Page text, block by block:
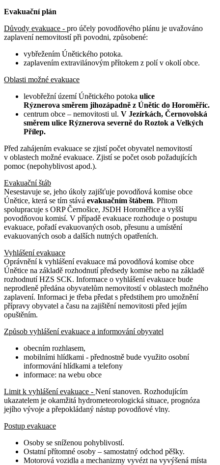
Evakuační plán
Důvody evakuace - pro účely povodňového plánu je uvažováno
zaplavení nemovitostí při povodni, způsobené:
vybřežením Únětického potoka.
zaplavením extravilánovým přítokem z polí v okolí obce.
Oblasti možné evakuace
levobřežní území Únětického potoka ulice
Rýznerova směrem jihozápadně z Únětic do Horoměřic.
centrum obce – nemovitosti ul. V Jezírkách, Černovolská
směrem ulice Rýznerova severně do Roztok a Velkých
Přílep.
Před zahájením evakuace se zjistí počet obyvatel nemovitostí
v oblastech možné evakuace. Zjistí se počet osob požadujících
pomoc (nepohyblivost apod.).
Evakuační štáb
Nesestavuje se, jeho úkoly zajišťuje povodňová komise obce
Únětice, která se tím stává evakuačním štábem. Přitom
spolupracuje s ORP Černošice, JSDH Horoměřice a vyšší
povodňovou komisí. V případě evakuace rozhoduje o postupu
evakuace, pořadí evakuovaných osob, přesunu a umístění
evakuovaných osob a dalších nutných opatřeních.
Vyhlášení evakuace
Oprávnění k vyhlášení evakuace má povodňová komise obce
Únětice na základě rozhodnutí předsedy komise nebo na základě
rozhodnutí HZS SCK. Informace o vyhlášení evakuace bude
neprodleně předána obyvatelům nemovitostí v oblastech možného
zaplavení. Informaci je třeba předat s předstihem pro umožnění
přípravy obyvatel a času na zajištění nemovitosti před jejím
opuštěním.
Způsob vyhlášení evakuace a informování obyvatel
obecním rozhlasem,
mobilními hlídkami - přednostně bude využito osobní
informování hlídkami a telefony
informace: na webu obce
Limit k vyhlášení evakuace - Není stanoven. Rozhodujícím
ukazatelem je okamžitá hydrometeorologická situace, prognóza
jejího vývoje a přepokládaný nástup povodňové vlny.
Postup evakuace
Osoby se sníženou pohyblivostí.
Ostatní přítomné osoby – samostatný odchod pěšky.
Motorová vozidla a mechanizmy vyvézt na vyvýšená místa